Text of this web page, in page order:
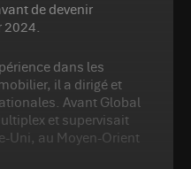
de devenir
dans les
il a dirigé et
Avant Global
et supervisait
Uni, au Moyen-Orient